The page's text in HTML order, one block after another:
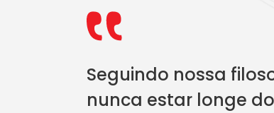
Seguindo nossa
nunca estar longe